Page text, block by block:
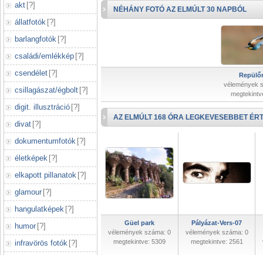
akt [?]
állatfotók [?]
barlangfotók [?]
családi/emlékkép [?]
csendélet [?]
csillagászat/égbolt [?]
digit. illusztráció [?]
divat [?]
dokumentumfotók [?]
életképek [?]
elkapott pillanatok [?]
glamour [?]
hangulatképek [?]
humor [?]
infravörös fotók [?]
NÉHÁNY FOTÓ AZ ELMÚLT 30 NAPBÓL
vélemények
AZ ELMÚLT 168 ÓRA LEGKEVESEBBET
Güel park
vélemények száma: 0
megtekintve: 5309
Pályázat-Vers-07
vélemények száma: 0
megtekintve: 2561